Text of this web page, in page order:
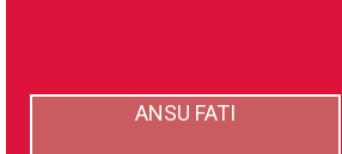
ANSU FATI